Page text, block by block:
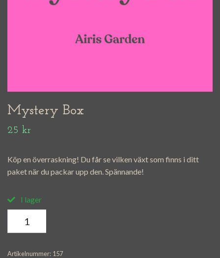
Mystery Box
25 kr
Köp en överraskning! Du får se vilken växt som finns i ditt
paket när du packar upp den. Spännande!
I lager
Artikelnummer: 157